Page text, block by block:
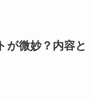
が微妙？内容と